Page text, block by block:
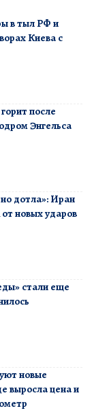
в тыл РФ и
Киева с
после
Энгельса
дотла»: Иран
новых ударов
стали еще
новые
выросла цена и